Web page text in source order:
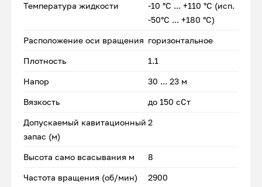
Температура жидкости
-10 °С ... +110 °С (исп.
-50°С ... +180 °С)
Расположение оси вращения горизонтальное
Плотность 1.1
Напор 30 ... 23 м
Вязкость до 150 сСт
Допускаемый кавитационный
запас (м)
2
Высота само всасывания м 8
Частота вращения (об/мин) 2900